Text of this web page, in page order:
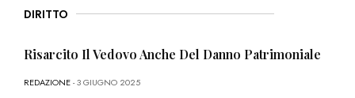
DIRITTO
Risarcito Il Vedovo Anche Del Danno Patrimoniale
REDAZIONE- 3 GIUGNO 2025